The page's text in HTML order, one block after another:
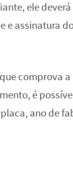
ele deverá
e assinatura
comprova
é
ano de